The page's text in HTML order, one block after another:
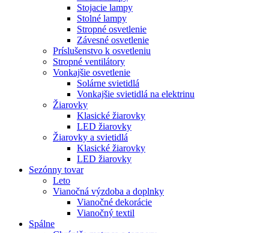
Stojacie lampy
Stolné lampy
Stropné osvetlenie
Závesné osvetlenie
Príslušenstvo k osvetleniu
Stropné ventilátory
Vonkajšie osvetlenie
Solárne svietidlá
Vonkajšie svietidlá na elektrinu
Žiarovky
Klasické žiarovky
LED žiarovky
Žiarovky a svietidlá
Klasické žiarovky
LED žiarovky
Sezónny tovar
Leto
Vianočná výzdoba a doplnky
Vianočné dekorácie
Vianočný textil
Spálne